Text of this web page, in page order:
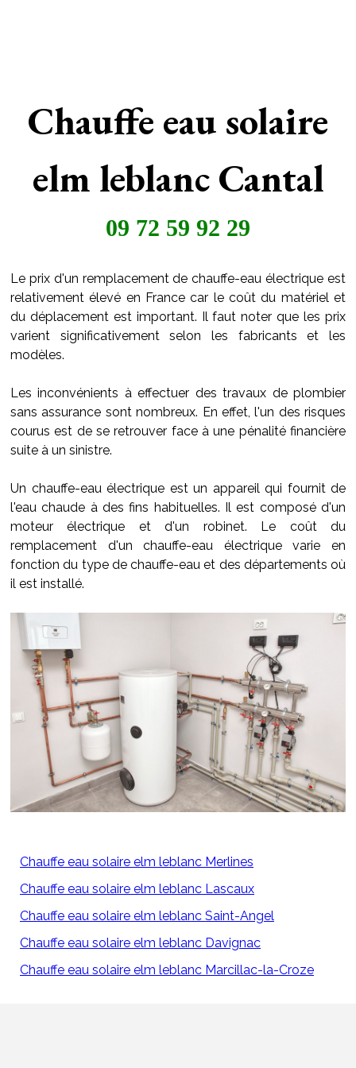
Chauffe eau solaire
elm leblanc Cantal
09 72 59 92 29
Le prix d'un remplacement de chauffe-eau électrique est
relativement élevé en France car le coût du matériel et
du déplacement est important. Il faut noter que les prix
varient significativement selon les fabricants et les
modèles.
Les inconvénients à effectuer des travaux de plombier
sans assurance sont nombreux. En effet, l'un des risques
courus est de se retrouver face à une pénalité financière
suite à un sinistre.
Un chauffe-eau électrique est un appareil qui fournit de
l'eau chaude à des fins habituelles. Il est composé d'un
moteur électrique et d'un robinet. Le coût du
remplacement d'un chauffe-eau électrique varie en
fonction du type de chauffe-eau et des départements où
il est installé.
Chauffe eau solaire elm leblanc Merlines
Chauffe eau solaire elm leblanc Lascaux
Chauffe eau solaire elm leblanc Saint-Angel
Chauffe eau solaire elm leblanc Davignac
Chauffe eau solaire elm leblanc Marcillac-la-Croze